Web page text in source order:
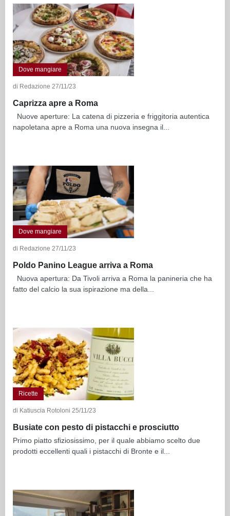
Dove mangiare
di Redazione 27/11/23
Caprizza apre a Roma
Nuove aperture: La catena di pizzeria e friggitoria autentica
napoletana apre a Roma una nuova insegna il...
Dove mangiare
di Redazione 27/11/23
Poldo Panino League arriva a Roma
Nuova apertura: Da Tivoli arriva a Roma la panineria che ha
fatto del calcio la sua ispirazione ma della...
Ricette
di Katiuscia Rotoloni 25/11/23
Busiate con pesto di pistacchi e prosciutto
Primo piatto sfiziosissimo, per il quale abbiamo scelto due
prodotti eccellenti quali i pistacchi di Bronte e il...